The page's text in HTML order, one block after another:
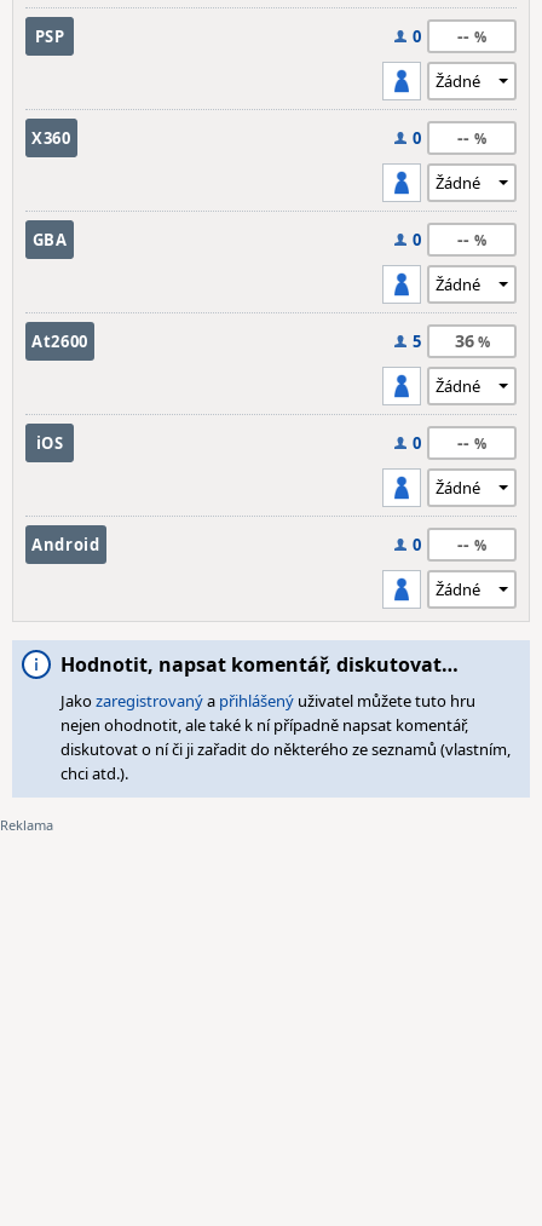
PSP 0 --
X360 0 --
GBA 0 --
At2600 5 36
iOS 0 --
Android 0 --
Hodnotit, napsat komentář, diskutovat…
Jakozaregistrovanýa přihlášený uživatel můžete tuto hru
nejen ohodnotit, ale také k ní případně napsat komentář,
diskutovat o ní či ji zařadit do některého ze seznamů (vlastním,
chci atd.).